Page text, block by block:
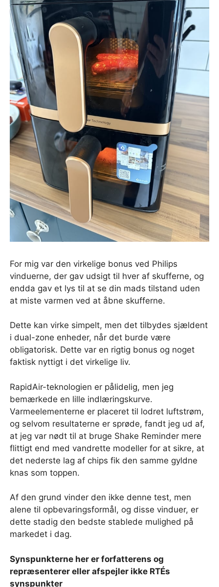
For mig var den virkelige bonus ved Philips
vinduerne, der gav udsigt til hver af skufferne, og
endda gav et lys til at se din mads tilstand uden
at miste varmen ved at åbne skufferne.
Dette kan virke simpelt, men det tilbydes sjældent
i dual-zone enheder, når det burde være
obligatorisk. Dette var en rigtig bonus og noget
faktisk nyttigt i det virkelige liv.
RapidAir-teknologien er pålidelig, men jeg
bemærkede en lille indlæringskurve.
Varmeelementerne er placeret til lodret luftstrøm,
og selvom resultaterne er sprøde, fandt jeg ud af,
at jeg var nødt til at bruge Shake Reminder mere
flittigt end med vandrette modeller for at sikre, at
det nederste lag af chips fik den samme gyldne
knas som toppen.
Af den grund vinder den ikke denne test, men
alene til opbevaringsformål, og disse vinduer, er
dette stadig den bedste stablede mulighed på
markedet i dag.
Synspunkterne her er forfatterens og
repræsenterer eller afspejler ikke RTÉs
synspunkter